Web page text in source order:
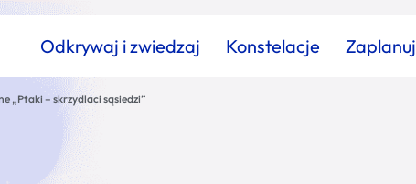
Odkrywaj i zwiedzaj Konstelacje Zaplanuj
„Ptaki – skrzydlaci sąsiedzi”